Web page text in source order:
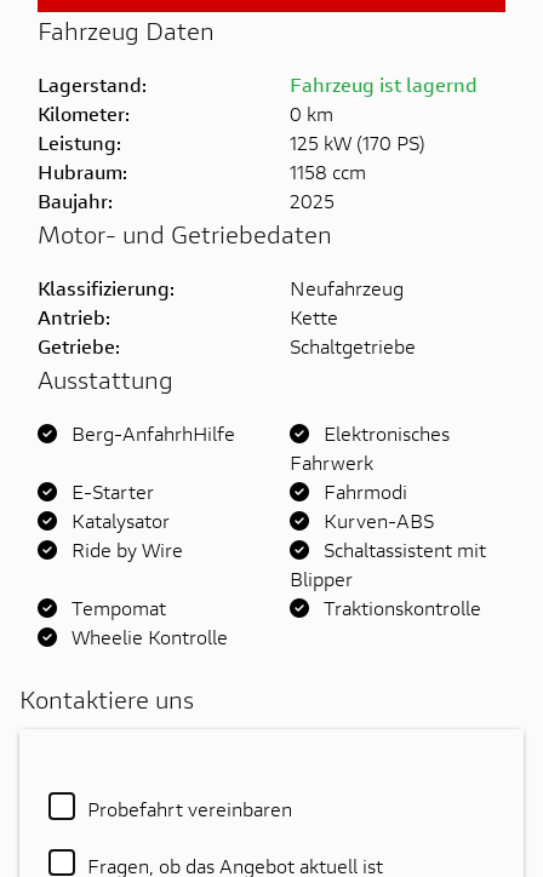
Fahrzeug Daten
Lagerstand:
Fahrzeug ist lagernd
Kilometer:
0 km
Leistung:
125 kW (170 PS)
Hubraum:
1158 ccm
Baujahr:
2025
Motor- und Getriebedaten
Klassifizierung:
Neufahrzeug
Antrieb:
Kette
Getriebe:
Schaltgetriebe
Ausstattung
Berg-AnfahrhHilfe
Elektronisches
Fahrwerk
E-Starter
Fahrmodi
Katalysator
Kurven-ABS
Ride by Wire
Schaltassistent mit
Blipper
Tempomat
Traktionskontrolle
Wheelie Kontrolle
Kontaktiere uns
Probefahrt vereinbaren
Fragen, ob das Angebot aktuell ist